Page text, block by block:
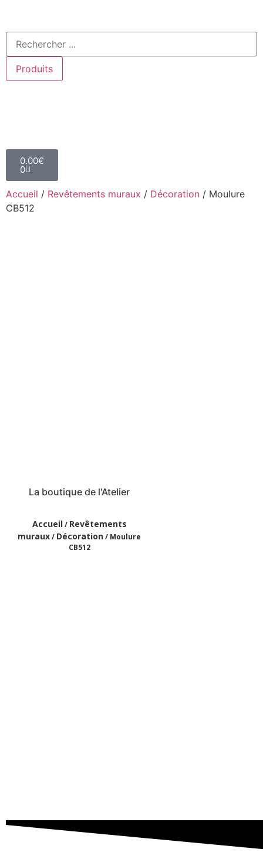
Produits
0.00€
0
Accueil / Revêtements muraux / Décoration / Moulure
CB512
La boutique de l'Atelier
Accueil / Revêtements
muraux/ Décoration/ Moulure
CB512